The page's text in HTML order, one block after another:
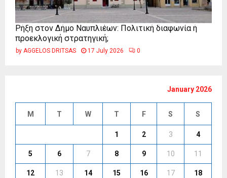
Ρήξη στον Δήμο Ναυπλιέων: Πολιτική διαφωνία ή
προεκλογική στρατηγική;
by AGGELOS DRITSAS 17 July 2026 0
January 2026
M T W T F S S
1 2 3 4
5 6 7 8 9 10 11
12 13 14 15 16 17 18